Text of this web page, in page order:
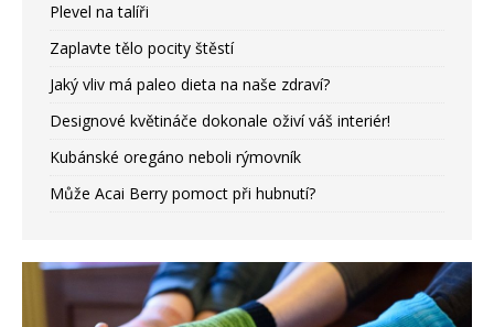
Plevel na talíři
Zaplavte tělo pocity štěstí
Jaký vliv má paleo dieta na naše zdraví?
Designové květináče dokonale oživí váš interiér!
Kubánské oregáno neboli rýmovník
Může Acai Berry pomoct při hubnutí?